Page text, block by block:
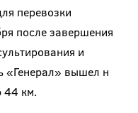
перевозки
после завершения
и
«Генерал» вышел н
44 км.